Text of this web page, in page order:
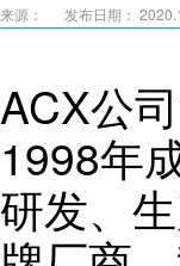
来源： 发布日期：
ACX公
1998年
研发、